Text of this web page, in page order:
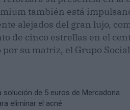
también está
alejados del gran lujo,
de cinco estrellas en el
por su matriz, el Grupo Social
solución de 5 euros de Mercadona
eliminar el acné